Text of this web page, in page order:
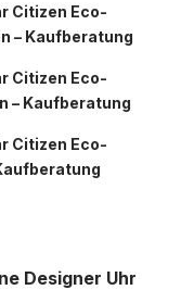
Citizen Eco-
– Kaufberatung
Citizen Eco-
– Kaufberatung
Citizen Eco-
Designer Uhr